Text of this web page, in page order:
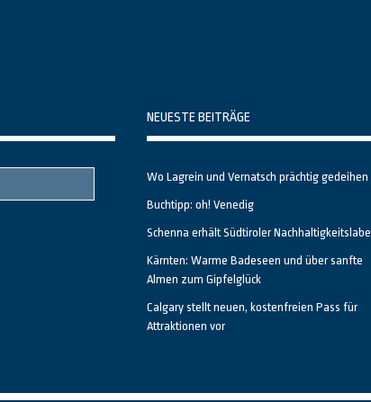
NEUESTE BEITRÄGE
Wo Lagrein und Vernatsch prächtig gedeihen
Buchtipp: oh! Venedig
Schenna erhält Südtiroler Nachhaltigkeitslabel
Kärnten: Warme Badeseen und über sanfte
Almen zum Gipfelglück
Calgary stellt neuen, kostenfreien Pass für
Attraktionen vor